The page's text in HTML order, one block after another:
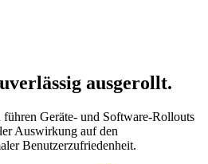
ausgerollt.
Geräte- und Software-Rollouts
Auswirkung auf den
Benutzerzufriedenheit.